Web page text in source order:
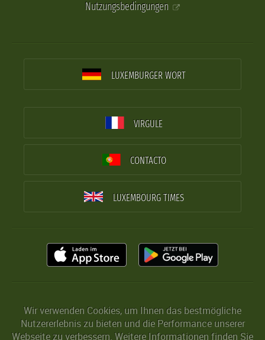
Nutzungsbedingungen
LUXEMBURGER WORT
VIRGULE
CONTACTO
LUXEMBOURG TIMES
Wir verwenden Cookies, um Ihnen das bestmögliche
Nutzererlebnis zu bieten und die Performance unserer
Webseite zu verbessern. Weitere Informationen finden Sie